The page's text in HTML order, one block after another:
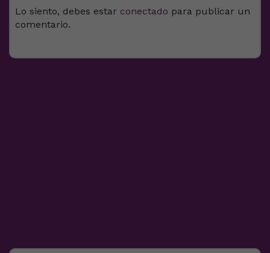
Lo siento, debes estar conectado para publicar un
comentario.